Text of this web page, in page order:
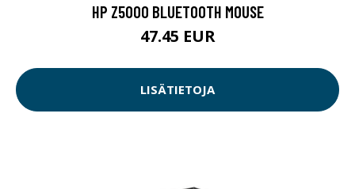
HP Z5000 BLUETOOTH MOUSE
47.45 EUR
LISÄTIETOJA